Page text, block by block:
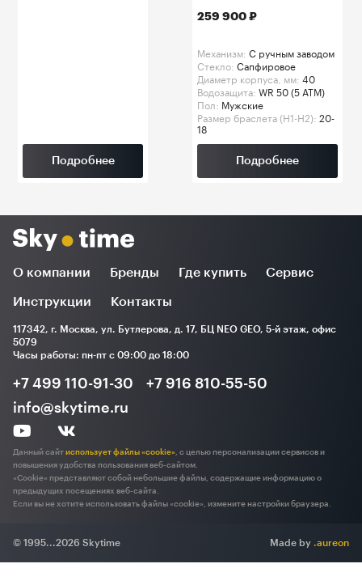
Подробнее
259 900 ₽
Механизм: C ручным заводом
Стекло: Сапфировое
Диаметр корпуса, мм: 40
Водозащита: WR 50 (5 ATM)
Пол: Мужские
Размер браслета (H1-H2): 20-
18
Подробнее
О компании Бренды Где купить Сервис
Инструкции Контакты
117342, г. Москва, ул. Бутлерова, д. 17, БЦ NEO GEO, 5-й этаж, офис
5079
Часы работы: пн-пт с 09:00 до 18:00
+7 499 110-91-30
+7 916 810-55-50
info@skytime.ru
Данный сайт использует файлы «cookie», с целью персонализации сервисов и
повышения удобства пользования веб-сайтом.
«Cookie» представляют собой небольшие файлы, содержащие информацию о
предыдущих посещениях веб-сайта.
Если вы не хотите использовать файлы «cookie», измените настройки браузера.
© 1995...2026 Skytime Made by .aureon